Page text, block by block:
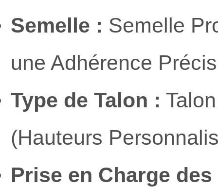
Semelle : Semelle
une Adhérence
Type de Talon :
(Hauteurs
Prise en Charge